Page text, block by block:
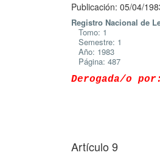
Publicación: 05/04/
Registro Nacional de
Tomo: 1
Semestre: 1
Año: 1983
Página: 487
Derogada/o por:
Artículo 9